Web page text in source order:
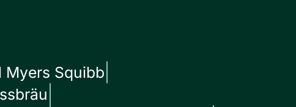
Myers Squibb